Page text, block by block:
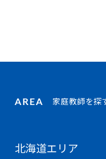
AREA 家庭教師を探
北海道エリア